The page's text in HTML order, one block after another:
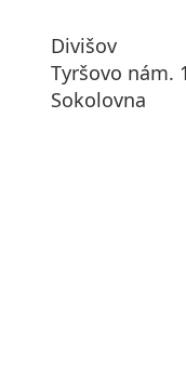
Divišov
Tyršovo nám.
Sokolovna